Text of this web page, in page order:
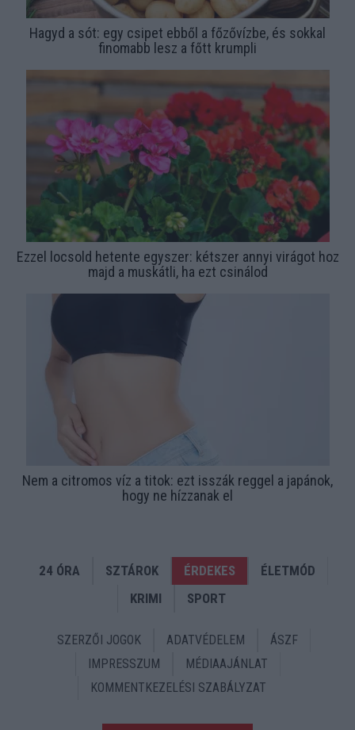
Hagyd a sót: egy csipet ebből a főzővízbe, és sokkal
finomabb lesz a főtt krumpli
Ezzel locsold hetente egyszer: kétszer annyi virágot hoz
majd a muskátli, ha ezt csinálod
Nem a citromos víz a titok: ezt isszák reggel a japánok,
hogy ne hízzanak el
24 ÓRA SZTÁROK ÉRDEKES
ÉLETMÓD
KRIMI
SPORT
SZERZŐI JOGOK ADATVÉDELEM
ÁSZF
IMPRESSZUM
MÉDIAAJÁNLAT
KOMMENTKEZELÉSI SZABÁLYZAT